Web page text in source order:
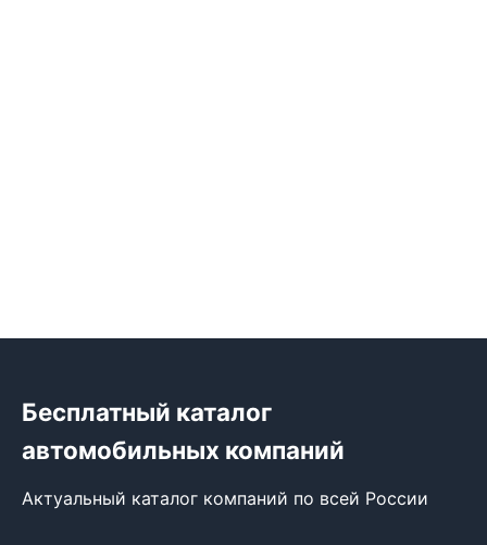
Бесплатный каталог
автомобильных компаний
Актуальный каталог компаний по всей России